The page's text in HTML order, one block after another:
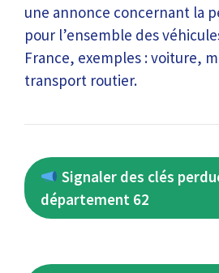
une annonce concernant la
pour l’ensemble des
France, exemples : voiture,
transport routier.
Signaler des clés
département 62